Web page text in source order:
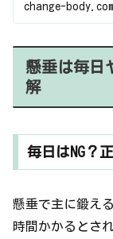
change-body.com
懸垂は毎日
解
毎日はNG？
懸垂で主に鍛え
時間かかるとさ